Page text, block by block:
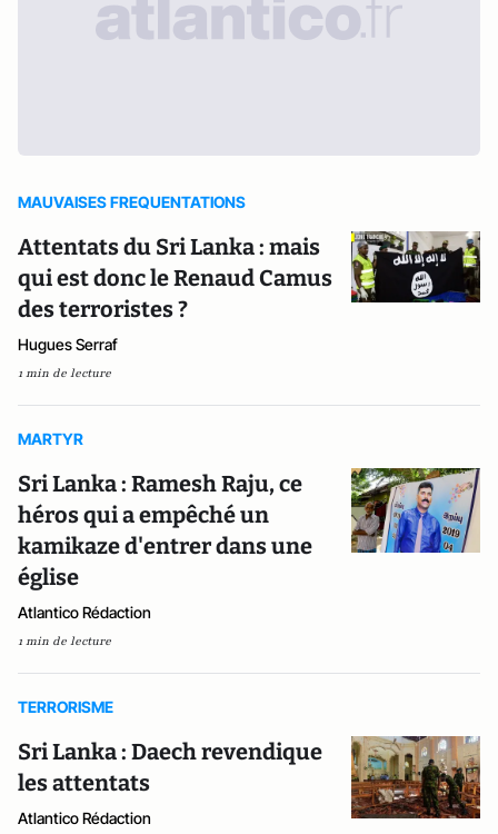
MAUVAISES FREQUENTATIONS
Attentats du Sri Lanka : mais
qui est donc le Renaud Camus
des terroristes ?
Hugues Serraf
1 min de lecture
MARTYR
Sri Lanka : Ramesh Raju, ce
héros qui a empêché un
kamikaze d'entrer dans une
église
Atlantico Rédaction
1 min de lecture
TERRORISME
Sri Lanka : Daech revendique
les attentats
Atlantico Rédaction